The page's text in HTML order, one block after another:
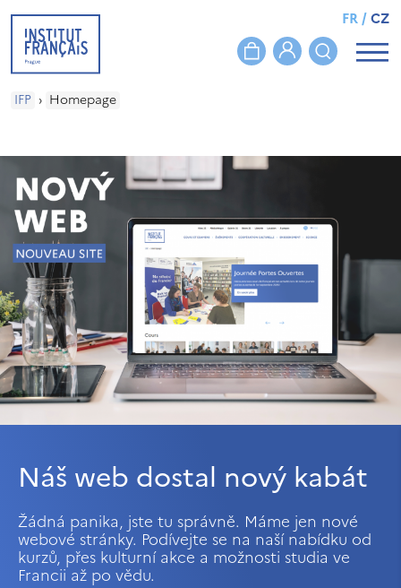
FR/CZ
IFP › Homepage
Náš web dostal nový kabát
Žádná panika, jste tu správně. Máme jen nové
webové stránky. Podívejte se na naší nabídku od
kurzů, přes kulturní akce a možnosti studia ve
Francii až po vědu.